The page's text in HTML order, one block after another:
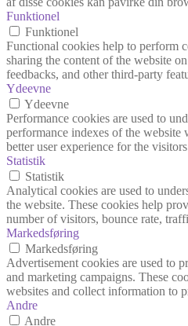
Funktionel
Funktionel
Functional cookies help to perform
sharing the content of the website
feedbacks, and other third-party
Ydeevne
Ydeevne
Performance cookies are used to
performance indexes of the
better user experience for the
Statistik
Statistik
Analytical cookies are used to
the website. These cookies help
number of visitors, bounce rate,
Markedsføring
Markedsføring
Advertisement cookies are used to
and marketing campaigns. These
websites and collect information to
Andre
Andre